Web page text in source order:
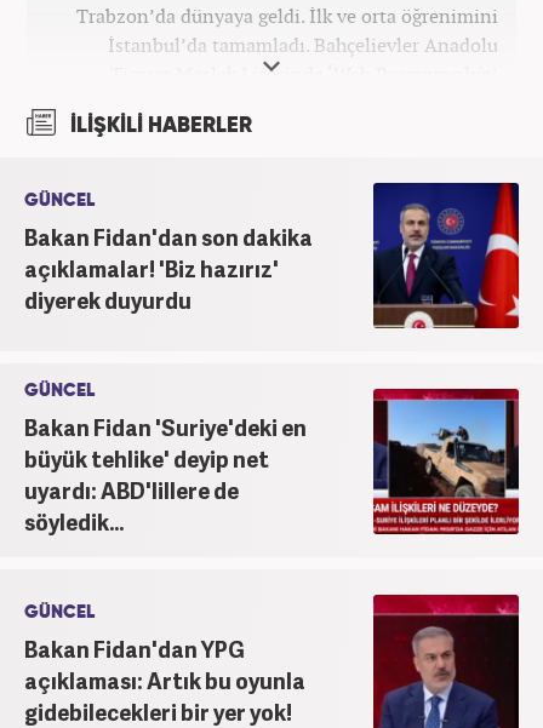
Trabzon’da dünyaya geldi. İlk ve orta öğrenimini
İstanbul’da tamamladı. Bahçelievler Anadolu
Ticaret Meslek Lisesinde ‘Web Programcılığı’
Atatürk Üniversitesinde ‘Yeni Medya ve Gazetecilik’
2011 yılında attı. 13 yıllık profesyonel meslek
hayatında SEO içerik ve muhabirlik de dahil olmak
üzere ağırlıklı olarak gündem, dünya, ekonomi, spor
ve teknoloji kategorilerinde birçok haber ve
röportaja imza atarak galeri ve video hazırladı.
Bahadır Alemdar, meslek hayatına Haber7.com'da
İLİŞKİLİ HABERLER
GÜNCEL
Bakan Fidan'dan son dakika
açıklamalar! 'Biz hazırız'
diyerek duyurdu
GÜNCEL
Bakan Fidan 'Suriye'deki en
büyük tehlike' deyip net
uyardı: ABD'lillere de
söyledik...
GÜNCEL
Bakan Fidan'dan YPG
açıklaması: Artık bu oyunla
gidebilecekleri bir yer yok!